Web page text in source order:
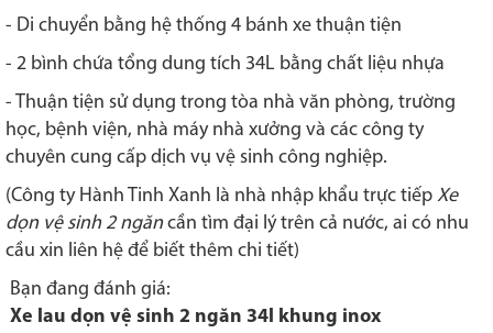
- Di chuyển bằng hệ thống 4 bánh xe thuận tiện
- 2 bình chứa tổng dung tích 34L bằng chất liệu nhựa
- Thuận tiện sử dụng trong tòa nhà văn phòng, trường
học, bệnh viện, nhà máy nhà xưởng và các công ty
chuyên cung cấp dịch vụ vệ sinh công nghiệp.
(Công ty Hành Tinh Xanh là nhà nhập khẩu trực tiếp Xe
dọn vệ sinh 2 ngăncần tìm đại lý trên cả nước, ai có nhu
cầu xin liên hệ để biết thêm chi tiết)
Bạn đang đánh giá:
Xe lau dọn vệ sinh 2 ngăn 34l khung inox